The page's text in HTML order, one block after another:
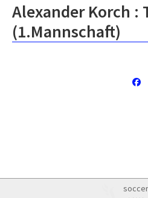
Alexander Korch :
(1.Mannschaft)